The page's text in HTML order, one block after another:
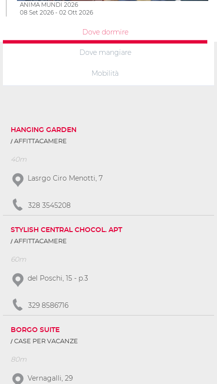
ANIMA MUNDI 2026
08 Set 2026 - 02 Ott 2026
Dove dormire
Dove mangiare
Mobilità
HANGING GARDEN
AFFITTACAMERE
40m
Lasrgo Ciro Menotti, 7
328 3545208
STYLISH CENTRAL CHOCOL. APT
AFFITTACAMERE
60m
del Poschi, 15 - p.3
329 8586716
BORGO SUITE
CASE PER VACANZE
80m
Vernagalli, 29